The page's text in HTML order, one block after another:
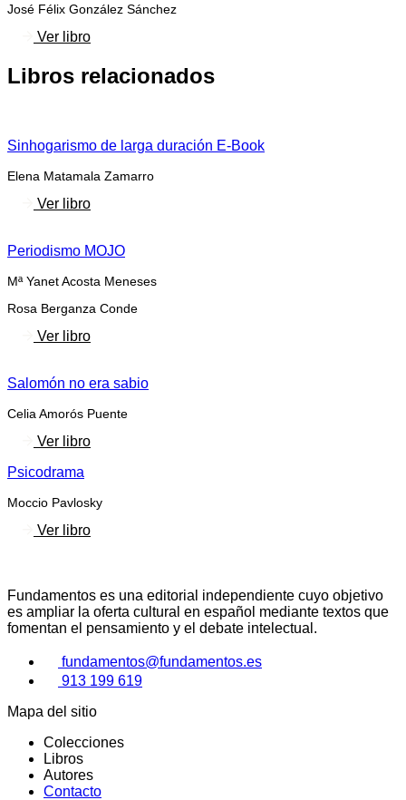
José Félix González Sánchez
Ver libro
Libros relacionados
Sinhogarismo de larga duración E-Book
Elena Matamala Zamarro
Ver libro
Periodismo MOJO
Mª Yanet Acosta Meneses
Rosa Berganza Conde
Ver libro
Salomón no era sabio
Celia Amorós Puente
Ver libro
Psicodrama
Moccio Pavlosky
Ver libro
Fundamentos es una editorial independiente cuyo objetivo
es ampliar la oferta cultural en español mediante textos que
fomentan el pensamiento y el debate intelectual.
fundamentos@fundamentos.es
913 199 619
Mapa del sitio
Colecciones
Libros
Autores
Contacto